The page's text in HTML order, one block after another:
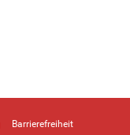
Barrierefreiheit